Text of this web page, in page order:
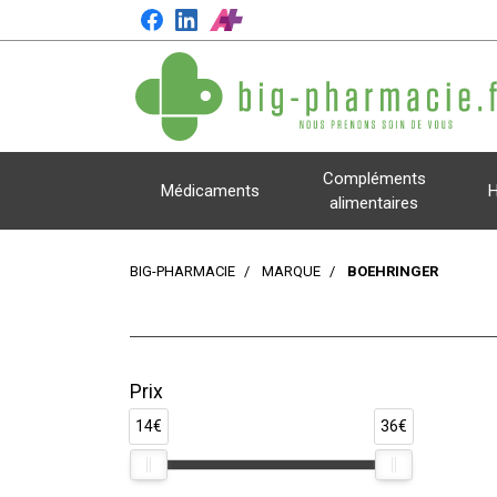
Médicaments
Compléments
alimentaires
BIG-PHARMACIE MARQUE BOEHRINGER
Prix
14€ 36€